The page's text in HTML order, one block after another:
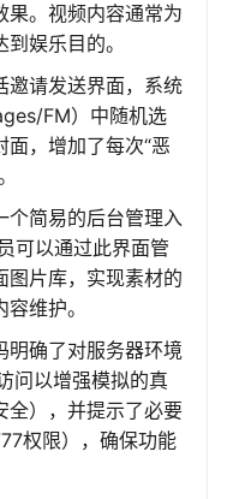
果。视频内容通常为
娱乐目的。
邀请发送界面，系统
FM）中随机选
，增加了每次“恶
个简易的后台管理入
可以通过此界面管
图片库，实现素材的
维护。
明确了对服务器环境
问以增强模拟的真
全），并提示了必要
权限），确保功能